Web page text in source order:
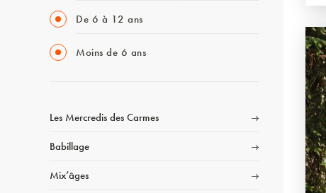
De 6 à 12 ans
Moins de 6 ans
Les Mercredis des Carmes
Babillage
Mix’âges